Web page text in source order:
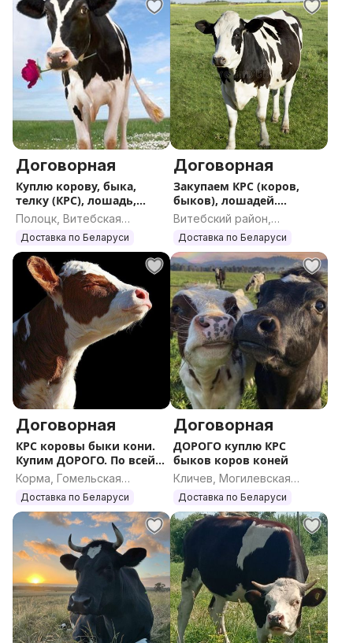
Договорная
Куплю корову, быка,
телку (КРС), лошадь,
жеребенка
Полоцк, Витебская
область
Доставка по Беларуси
Договорная
Закупаем КРС (коров,
быков), лошадей.
ДОРОГО
Витебский район,
Витебская область
Доставка по Беларуси
Договорная
КРС коровы быки кони.
Купим ДОРОГО. По всей
РБ
Корма, Гомельская
область
Доставка по Беларуси
Договорная
ДОРОГО куплю КРС
быков коров коней
Кличев, Могилевская
область
Доставка по Беларуси